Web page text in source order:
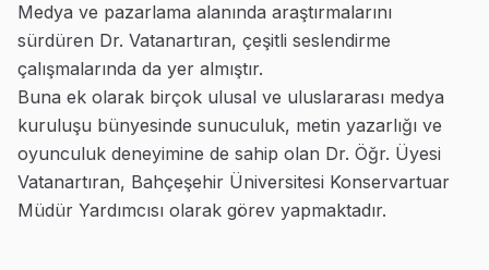
Medya ve pazarlama alanında araştırmalarını
sürdüren Dr. Vatanartıran, çeşitli seslendirme
çalışmalarında da yer almıştır.
Buna ek olarak birçok ulusal ve uluslararası medya
kuruluşu bünyesinde sunuculuk, metin yazarlığı ve
oyunculuk deneyimine de sahip olan Dr. Öğr. Üyesi
Vatanartıran, Bahçeşehir Üniversitesi Konservartuar
Müdür Yardımcısı olarak görev yapmaktadır.